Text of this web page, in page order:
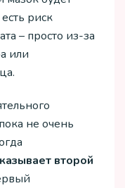
риск
– просто из-за
или
не очень
второй